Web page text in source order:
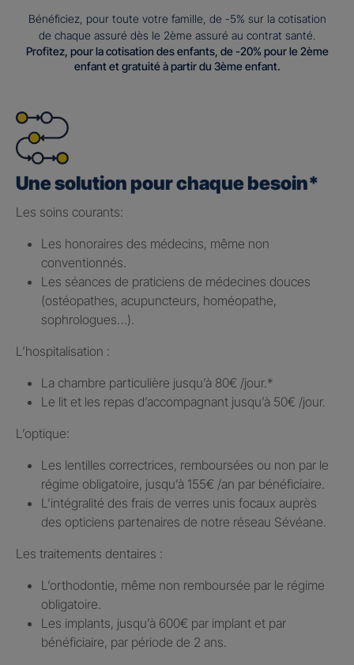
Bénéficiez, pour toute votre famille, de -5% sur la cotisation
de chaque assuré dès le 2ème assuré au contrat santé.
Profitez, pour la cotisation des enfants, de -20% pour le 2ème
enfant et gratuité à partir du 3ème enfant.
Une solution pour chaque besoin*
Les soins courants: ​
Les honoraires des médecins, même non
conventionnés.​
Les séances de praticiens de médecines douces
(ostéopathes, acupuncteurs, homéopathe,
sophrologues…).​
L’hospitalisation : ​
La chambre particulière jusqu’à 80€ /jour.​*
Le lit et les repas d’accompagnant jusqu’à 50€ /jour.​
L’optique:
Les lentilles correctrices, remboursées ou non par le
régime obligatoire, jusqu’à 155€ /an par bénéficiaire.​
L’intégralité des frais de verres unis focaux auprès
des opticiens partenaires de notre réseau Sévéane.​
Les traitements dentaires : ​
L’orthodontie, même non remboursée par le régime
obligatoire.​
Les implants, jusqu’à 600€ par implant et par
bénéficiaire, par période de 2 ans.